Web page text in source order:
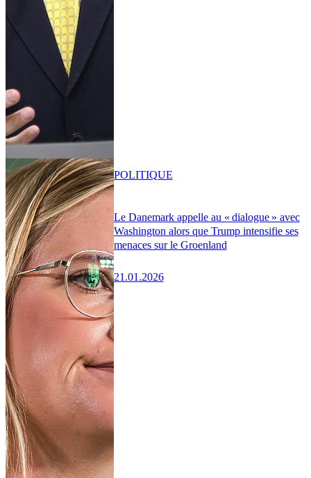
Le Danemark appelle au « dialogue » avec
Washington alors que Trump intensifie ses
menaces sur le Groenland
21.01.2026
POLITIQUE